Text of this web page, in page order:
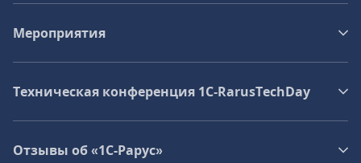
Мероприятия
Техническая конференция 1C‑RarusTechDay
Отзывы об «1С-Рарус»